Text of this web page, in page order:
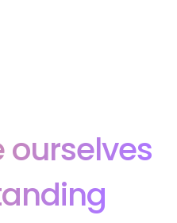
ourselves